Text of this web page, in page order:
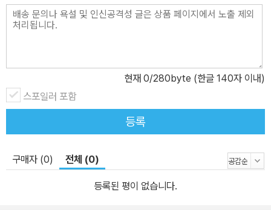
현재 0/280byte (한글 140자 이내)
스포일러 포함
등록
구매자 (0) 전체 (0)
등록된 평이 없습니다.